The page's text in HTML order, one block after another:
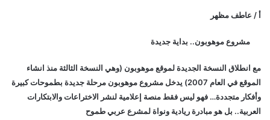
أ / عاطف مظهر
مشروع موهوبون.. بداية جديدة
مع انطلاق النسخة الجديدة لموقع موهوبون (وهي النسخة الثالثة منذ انشاء
الموقع في العام 2007) يدخل مشروع موهوبون مرحلة جديدة بطموحات كبيرة
وأفكار متجددة… فهو ليس فقط منصة إعلامية لنشر الاختراعات والابتكارات
العربية.. بل هو مبادرة ريادية ونواة لمشرع عربي طموح